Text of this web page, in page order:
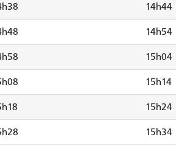
14h44
14h54
15h04
15h14
15h24
15h34